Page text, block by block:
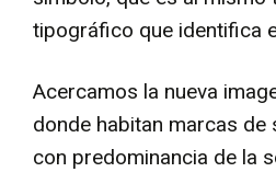
tipográfico que identifica
Acercamos la nueva
donde habitan marcas de
con predominancia de la